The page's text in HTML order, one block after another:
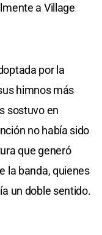
a Village
por la
himnos más
sostuvo en
no había sido
que generó
la banda, quienes
un doble sentido.